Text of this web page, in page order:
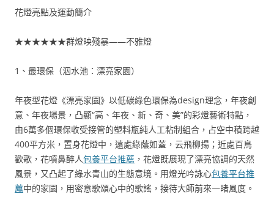
花燈亮點及運動簡介
★★★★★★群燈映殘暴——不雅燈
1、最環保（泅水池：漂亮家園）
年夜型花燈《漂亮家園》以低碳綠色環保為design理念，年夜創
意、年夜場景，凸顯“高、年夜、新、奇、美”的彩燈藝術特點，
由6萬多個環保收受接管的塑料瓶純人工粘制組合，占空中積跨越
400平方米，置身花燈中，遠處綠蔭如蓋，云飛柳揚；近處百鳥
歡歌，花噴鼻醉人包養平台推薦 ，花燈既展現了漂亮協調的天然
風景，又凸起了綠水青山的生態意境。用燈光吟詠心包養平台推
薦中的家園，用密意歌頌心中的歌謠，接待大師前來一睹風度。